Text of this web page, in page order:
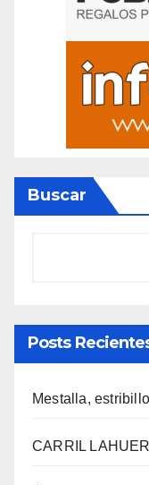
Buscar
Posts
Mestalla,
CARRIL